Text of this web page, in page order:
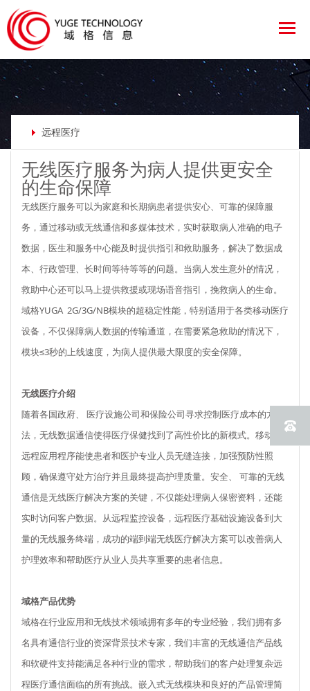
远程医疗
无线医疗服务为病人提供更安全
的生命保障
无线医疗服务可以为家庭和长期病患者提供安心、可靠的保障服
务，通过移动或无线通信和多媒体技术，实时获取病人准确的电子
数据，医生和服务中心能及时提供指引和救助服务，解决了数据成
本、行政管理、长时间等待等等的问题。当病人发生意外的情况，
救助中心还可以马上提供救援或现场语音指引，挽救病人的生命。
域格YUGA 2G/3G/NB模块的超稳定性能，特别适用于各类移动医疗
设备，不仅保障病人数据的传输通道，在需要紧急救助的情况下，
模块≤3秒的上线速度，为病人提供最大限度的安全保障。
无线医疗介绍
随着各国政府、 医疗设施公司和保险公司寻求控制医疗成本的方
法，无线数据通信使得医疗保健找到了高性价比的新模式。移动和
远程应用程序能使患者和医护专业人员无缝连接，加强预防性照
顾，确保遵守处方治疗并且最终提高护理质量。安全、 可靠的无线
通信是无线医疗解决方案的关键，不仅能处理病人保密资料，还能
实时访问客户数据。从远程监控设备，远程医疗基础设施设备到大
量的无线服务终端，成功的端到端无线医疗解决方案可以改善病人
护理效率和帮助医疗从业人员共享重要的患者信息。
域格产品优势
域格在行业应用和无线技术领域拥有多年的专业经验，我们拥有多
名具有通信行业的资深背景技术专家，我们丰富的无线通信产品线
和软硬件支持能满足各种行业的需求，帮助我们的客户处理复杂远
程医疗通信面临的所有挑战。嵌入式无线模块和良好的产品管理简